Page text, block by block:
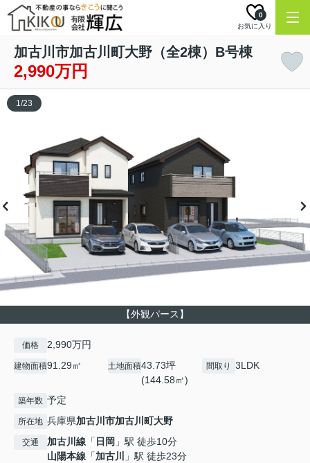
お気に入り
0
加古川市加古川町大野（全2棟）B号棟
2,990万円
【外観パース】
1/23
価格 2,990万円
建物面積91.29㎡ 土地面積43.73坪
(144.58㎡)
間取り 3LDK
築年数 予定
所在地 兵庫県加古川市加古川町大野
交通 加古川線 「 日岡 」駅 徒歩10分
山陽本線 「加古川
」駅 徒歩23分